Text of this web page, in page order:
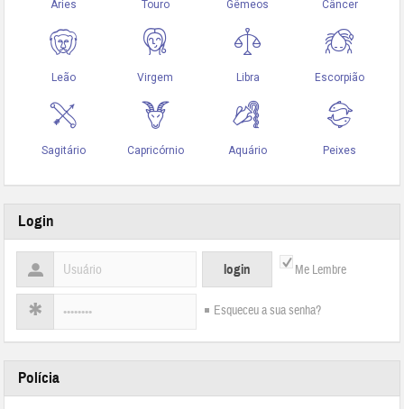
Login
Me Lembre
Esqueceu a sua senha?
Polícia